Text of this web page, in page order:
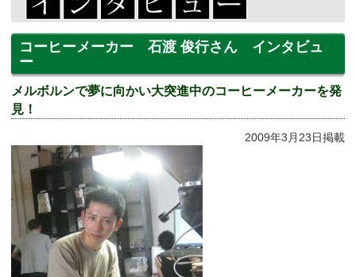
コーヒーメーカー 石渡 俊行さん インタビュ
ー
メルボルンで夢に向かい大突進中のコーヒーメーカーを発
見！
2009年3月23日掲載